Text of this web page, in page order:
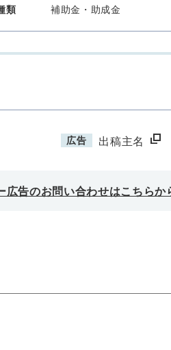
類
補助金・助成金
広告 出稿主名
広告のお問い合わせはこちらか